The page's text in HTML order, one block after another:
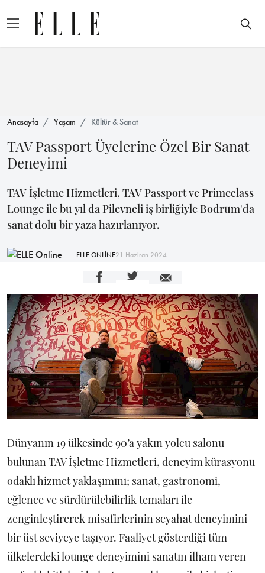
Anasayfa Yaşam Kültür & Sanat
TAV Passport Üyelerine Özel Bir Sanat
Deneyimi
TAV İşletme Hizmetleri, TAV Passport ve Primeclass
Lounge ile bu yıl da Pilevneli iş birliğiyle Bodrum'da
sanat dolu bir yaza hazırlanıyor.
ELLE ONLİNE21 Haziran 2024
Dünyanın 19 ülkesinde 90’a yakın yolcu salonu
bulunan TAV İşletme Hizmetleri, deneyim kürasyonu
odaklı hizmet yaklaşımını; sanat, gastronomi,
eğlence ve sürdürülebilirlik temaları ile
zenginleştirerek misafirlerinin seyahat deneyimini
bir üst seviyeye taşıyor. Faaliyet gösterdiği tüm
ülkelerdeki lounge deneyimini sanatın ilham veren